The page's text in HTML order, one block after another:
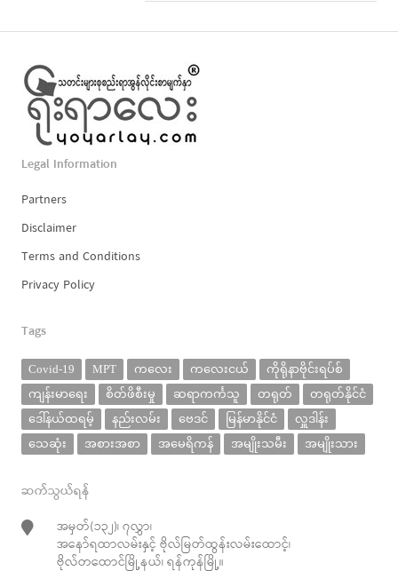
Legal Information
Partners
Disclaimer
Terms and Conditions
Privacy Policy
Tags
Covid-19 MPT ကလေး ကလေးငယ်
ကိုရိုနာဗိုင်းရပ်စ်
ကျန်းမာရေး
စိတ်ဖိစီးမှု ဆရာကင်္ကသူ တရုတ်
တရုတ်နိုင်ငံ
ဒေါ်နယ်ထရမ့်
နည်းလမ်း ဗေဒင် မြန်မာနိုင်ငံ
လှူဒါန်း
သေဆုံး
အစားအစာ အမေရိကန် အမျိုးသမီး အမျိုးသား
ဆက်သွယ်ရန်
အမှတ်(၁၃၂)၊ ၇လွှာ၊
အနော်ရထာလမ်းနှင့် ဗိုလ်မြတ်ထွန်းလမ်းထောင့်၊
ဗိုလ်တထောင်မြို့နယ်၊ ရန်ကုန်မြို့။